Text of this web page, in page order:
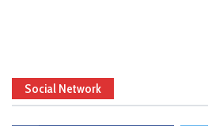
Social Network